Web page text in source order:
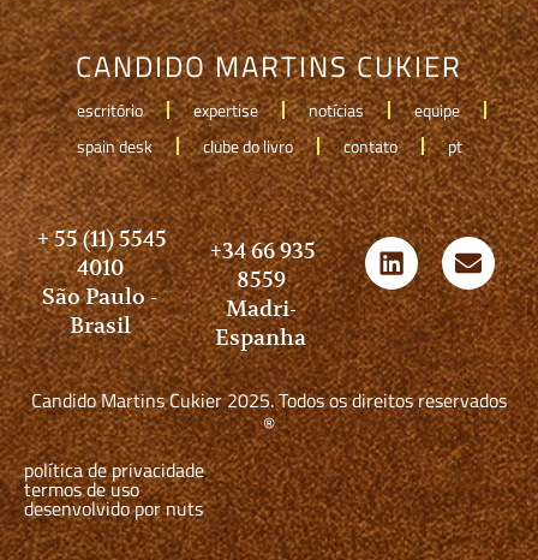
CANDIDO MARTINS CUKIER
escritório expertise notícias
equipe
spain desk
clube do livro contato pt
+ 55 (11) 5545
4010
São Paulo -
Brasil
+34 66 935
8559
Madri-
Espanha
Candido Martins Cukier 2025. Todos os direitos reservados
®
política de privacidade
termos de uso
desenvolvido por nuts